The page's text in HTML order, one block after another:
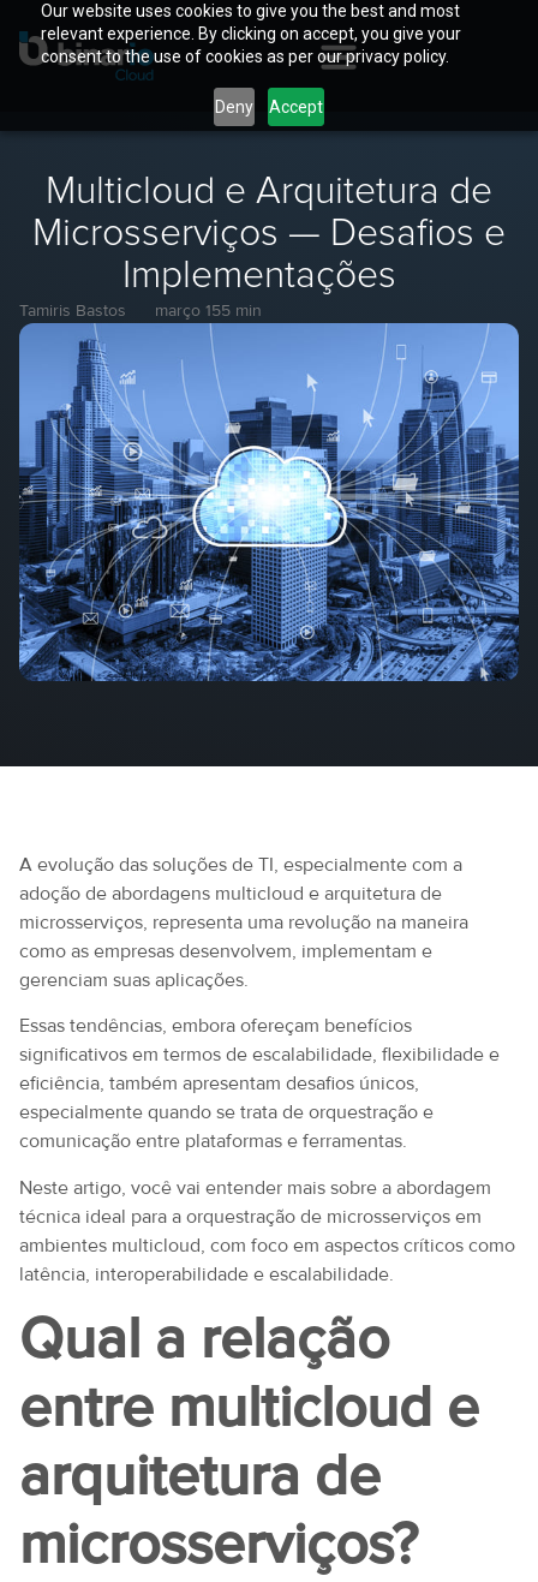
Our website uses cookies to give you the best and most
relevant experience. By clicking on accept, you give your
consent to the use of cookies as per our privacy policy.
Deny Accept
Multicloud e Arquitetura de
Microsserviços — Desafios e
Implementações
Tamiris Bastos março 155 min
A evolução das soluções de TI, especialmente com a
adoção de abordagens multicloud e arquitetura de
microsserviços, representa uma revolução na maneira
como as empresas desenvolvem, implementam e
gerenciam suas aplicações.
Essas tendências, embora ofereçam benefícios
significativos em termos de escalabilidade, flexibilidade e
eficiência, também apresentam desafios únicos,
especialmente quando se trata de orquestração e
comunicação entre plataformas e ferramentas.
Neste artigo, você vai entender mais sobre a abordagem
técnica ideal para a orquestração de microsserviços em
ambientes multicloud, com foco em aspectos críticos como
latência, interoperabilidade e escalabilidade.
Qual a relação
entre multicloud e
arquitetura de
microsserviços?